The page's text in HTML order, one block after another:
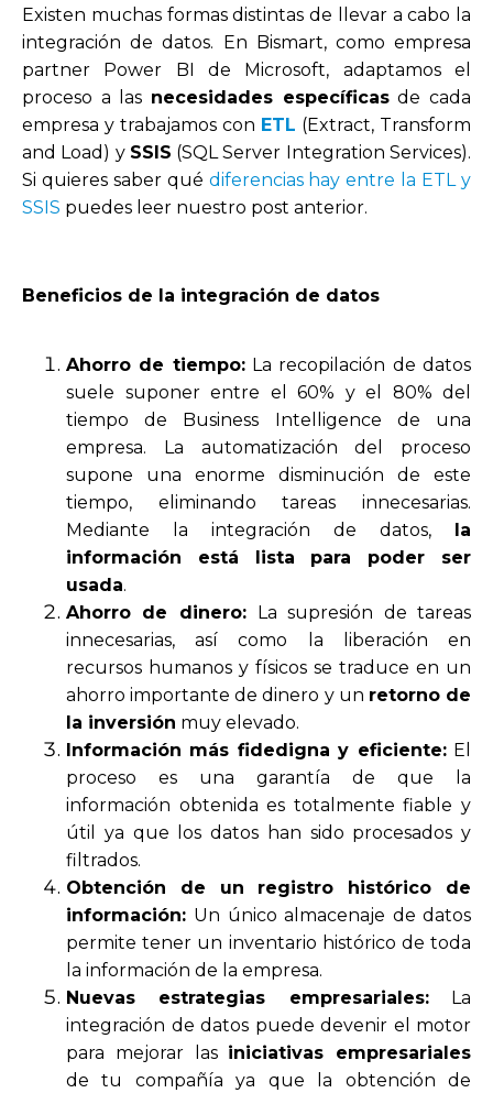
Existen muchas formas distintas de llevar a cabo la
integración de datos. En Bismart, como empresa
partner Power BI de Microsoft, adaptamos el
proceso a las necesidades específicasde cada
empresa y trabajamos con ETL (Extract, Transform
and Load) y SSIS (SQL Server Integration Services).
Si quieres saber qué diferencias hay entre la ETL y
SSIS puedes leer nuestro post anterior.
Beneficios de la integración de datos
Ahorro de tiempo:La recopilación de datos
suele suponer entre el 60% y el 80% del
tiempo de Business Intelligence de una
empresa. La automatización del proceso
supone una enorme disminución de este
tiempo, eliminando tareas innecesarias.
Mediante la integración de datos,
la
información está lista para poder ser
usada.
Ahorro de dinero:
La supresión de tareas
innecesarias, así como la liberación en
recursos humanos y físicos se traduce en un
ahorro importante de dinero y un retorno de
la inversión muy elevado.
Información más fidedigna y eficiente:El
proceso es una garantía de que la
información obtenida es totalmente fiable y
útil ya que los datos han sido procesados y
filtrados.
Obtención de un registro histórico de
información: Un único almacenaje de datos
permite tener un inventario histórico de toda
la información de la empresa.
Nuevas estrategias empresariales:La
integración de datos puede devenir el motor
para mejorar las iniciativas empresariales
de tu compañía ya que la obtención de